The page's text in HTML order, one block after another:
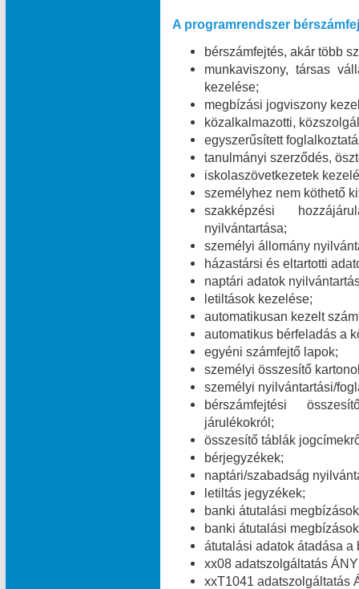
A programrendszer
bérszámfejtés, akár több
munkaviszony, társas
kezelése;
megbízási jogviszony
közalkalmazotti,
egyszerűsített
tanulmányi szerződés,
iskolaszövetkezetek
személyhez nem köthető
szakképzési
nyilvántartása;
személyi állomány
házastársi és eltartotti
naptári adatok
letiltások kezelése;
automatikusan kezelt
automatikus bérfeladás a
egyéni számfejtő lapok;
személyi összesítő
személyi nyilvántartási/
bérszámfejtési
járulékokról;
összesítő táblák
bérjegyzékek;
naptári/szabadság
letiltás jegyzékek;
banki átutalási
banki átutalási
átutalási adatok átadása
xx08 adatszolgáltatás
xxT1041 adatszolgáltatás